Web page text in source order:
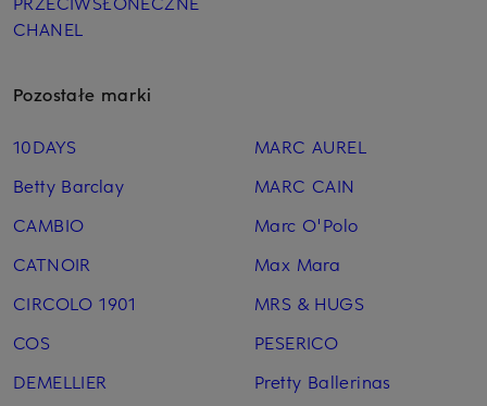
CHANEL
Pozostałe marki
10DAYS
Betty Barclay
CAMBIO
CATNOIR
CIRCOLO 1901
COS
DEMELLIER
MARC AUREL
MARC CAIN
Marc O'Polo
Max Mara
MRS & HUGS
PESERICO
Pretty Ballerinas